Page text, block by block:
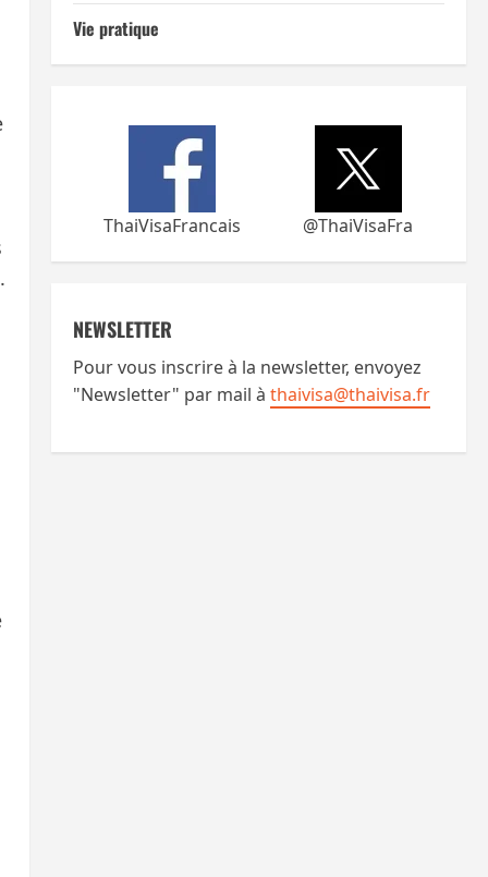
Vie pratique
ThaiVisaFrancais @ThaiVisaFra
NEWSLETTER
Pour vous inscrire à la newsletter, envoyez
"Newsletter" par mail à thaivisa@thaivisa.fr